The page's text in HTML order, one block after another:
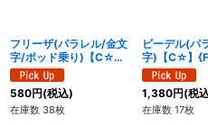
フリーザ(パラレル/金文
字/ポッド乗り)【C☆】
{FS04-11}
580円(税込)
在庫数 38枚
ビーデル(パ
字)【C☆】
1,380円(税
在庫数 17枚